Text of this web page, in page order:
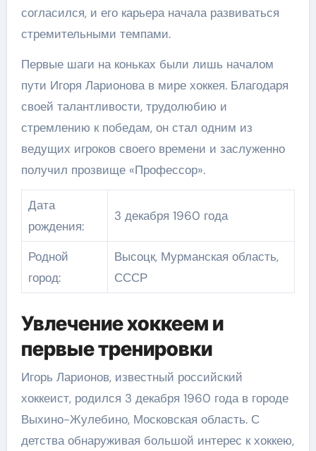
согласился, и его карьера начала развиваться
стремительными темпами.
Первые шаги на коньках были лишь началом
пути Игоря Ларионова в мире хоккея. Благодаря
своей талантливости, трудолюбию и
стремлению к победам, он стал одним из
ведущих игроков своего времени и заслуженно
получил прозвище «Профессор».
Дата
рождения:
3 декабря 1960 года
Родной
город:
Высоцк, Мурманская область,
СССР
Увлечение хоккеем и
первые тренировки
Игорь Ларионов, известный российский
хоккеист, родился 3 декабря 1960 года в городе
Выхино-Жулебино, Московская область. С
детства обнаруживая большой интерес к хоккею,